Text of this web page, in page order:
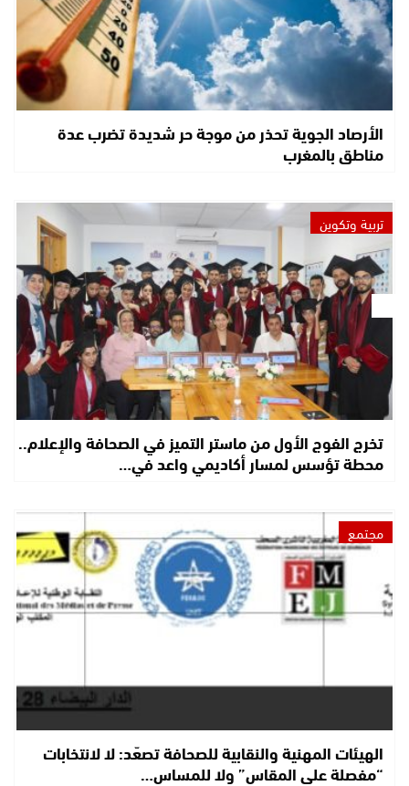
الأرصاد الجوية تحذر من موجة حر شديدة تضرب عدة
مناطق بالمغرب
تربية وتكوين
تخرج الفوج الأول من ماستر التميز في الصحافة والإعلام..
محطة تؤسس لمسار أكاديمي واعد في…
مجتمع
الهيئات المهنية والنقابية للصحافة تصعّد: لا لانتخابات
“مفصلة على المقاس” ولا للمساس…